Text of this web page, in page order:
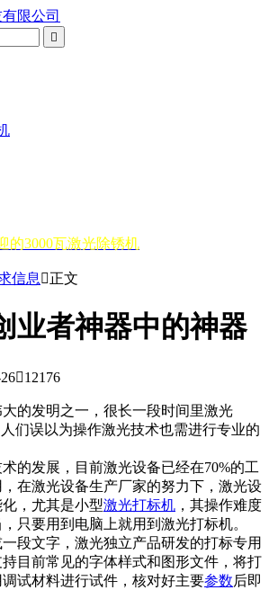

的3000瓦激光除锈机
信息 正文
业者神器中的神器
12176
的发明之一，很长一段时间里激光
们误以为操作激光技术也需进行专业的
的发展，目前激光设备已经在70%的工
在激光设备生产厂家的努力下，激光设
，尤其是小型激光打标机 ，其操作难度
只要用到电脑上就用到激光打标机。
段文字，激光独立产品研发的打标专用
目前常见的字体样式和图形文件，将打
试材料进行试件，核对好主要参数后即